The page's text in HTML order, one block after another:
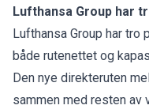
Lufthansa Group har
Lufthansa Group har tro
både rutenettet og
Den nye direkteruten
sammen med resten av